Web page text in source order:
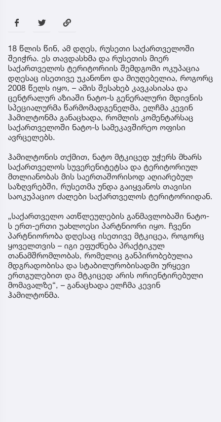
18 წლის წინ, ამ დღეს, რუსეთი საქართველოში
შეიჭრა. ეს თავდასხმა და რუსეთის მიერ
საქართველოს ტერიტორიის შემდგომი ოკუპაცია
დღესაც ისეთივე უკანონო და მიუღებელია, როგორც
2008 წელს იყო, – ამის შესახებ კავკასიასა და
ცენტრალურ აზიაში ნატო-ს გენერალური მდივნის
სპეციალურმა წარმომადგენელმა, ელჩმა კევინ
ჰამილტონმა განაცხადა, რომლის კომენტარსაც
საქართველოში ნატო-ს სამეკავშირეო ოფისი
ავრცელებს.
ჰამილტონის თქმით, ნატო მტკიცედ უჭერს მხარს
საქართველოს სუვერენიტეტსა და ტერიტორიულ
მთლიანობას მის საერთაშორისოდ აღიარებულ
საზღვრებში, რუსეთმა უნდა გაიყვანოს თავისი
საოკუპაციო ძალები საქართველოს ტერიტორიიდან.
„საქართველო ათწლეულების განმავლობაში ნატო-
ს ერთ-ერთი უახლოესი პარტნიორი იყო. ჩვენი
პარტნიორობა დღესაც ისეთივე მტკიცეა, როგორც
ყოველთვის – იგი ეფუძნება პრაქტიკულ
თანამშრომლობას, რომელიც განპირობებულია
მდგრადობისა და სტაბილურობისადმი ურყევი
ერთგულებით და მტკიცედ არის ორიენტირებული
მომავალზე“, – განაცხადა ელჩმა კევინ
ჰამილტონმა.